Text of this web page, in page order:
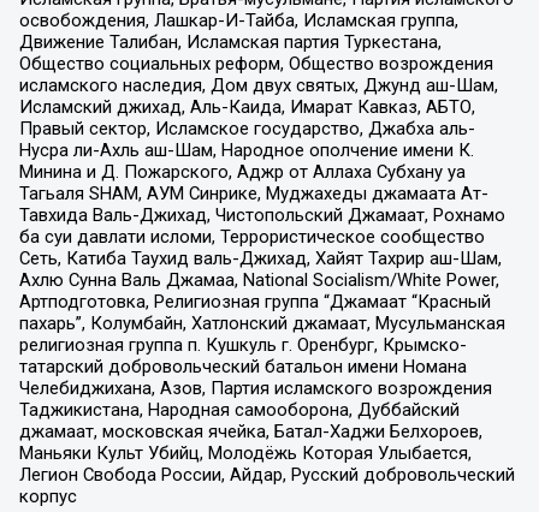
освобождения, Лашкар-И-Тайба, Исламская группа,
Движение Талибан, Исламская партия Туркестана,
Общество социальных реформ, Общество возрождения
исламского наследия, Дом двух святых, Джунд аш-Шам,
Исламский джихад, Аль-Каида, Имарат Кавказ, АБТО,
Правый сектор, Исламское государство, Джабха аль-
Нусра ли-Ахль аш-Шам, Народное ополчение имени К.
Минина и Д. Пожарского, Аджр от Аллаха Субхану уа
Тагьаля SHAM, АУМ Синрике, Муджахеды джамаата Ат-
Тавхида Валь-Джихад, Чистопольский Джамаат, Рохнамо
ба суи давлати исломи, Террористическое сообщество
Сеть, Катиба Таухид валь-Джихад, Хайят Тахрир аш-Шам,
Ахлю Сунна Валь Джамаа, National Socialism/White Power,
Артподготовка, Религиозная группа “Джамаат “Красный
пахарь”, Колумбайн, Хатлонский джамаат, Мусульманская
религиозная группа п. Кушкуль г. Оренбург, Крымско-
татарский добровольческий батальон имени Номана
Челебиджихана, Азов, Партия исламского возрождения
Таджикистана, Народная самооборона, Дуббайский
джамаат, московская ячейка, Батал-Хаджи Белхороев,
Маньяки Культ Убийц, Молодёжь Которая Улыбается,
Легион Свобода России, Айдар, Русский добровольческий
корпус